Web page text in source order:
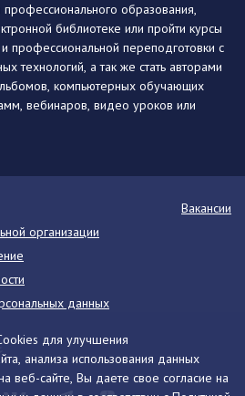
для улучшения
анализа использования данных
веб-сайте, Вы даете свое согласие на
образования,
библиотеке или пройти курсы
профессиональной переподготовки с
технологий, а так же стать авторами
компьютерных обучающих
вебинаров, видео уроков или
Вакансии
организации
данных